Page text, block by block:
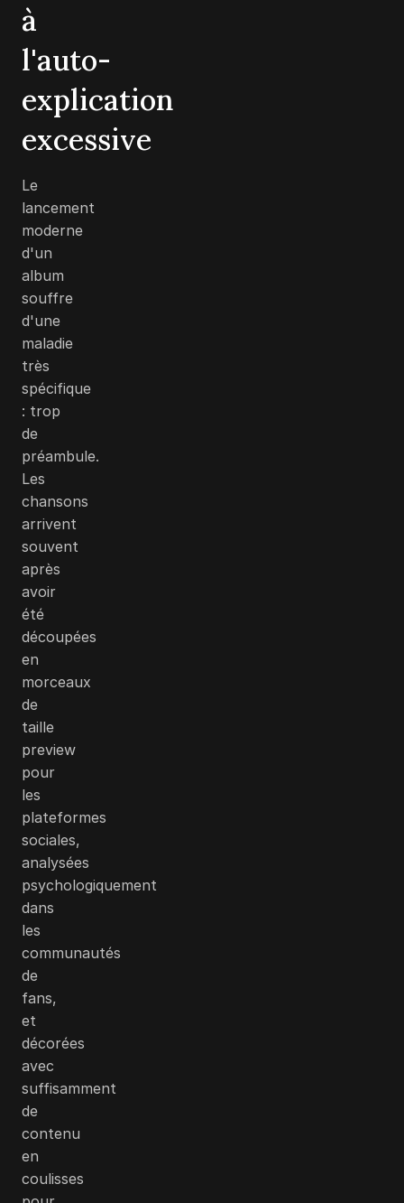
à
l'auto-
explication
excessive
Le
lancement
moderne
d'un
album
souffre
d'une
maladie
très
spécifique
: trop
de
préambule.
Les
chansons
arrivent
souvent
après
avoir
été
découpées
en
morceaux
de
taille
preview
pour
les
plateformes
sociales,
analysées
psychologiquement
dans
les
communautés
de
fans,
et
décorées
avec
suffisamment
de
contenu
en
coulisses